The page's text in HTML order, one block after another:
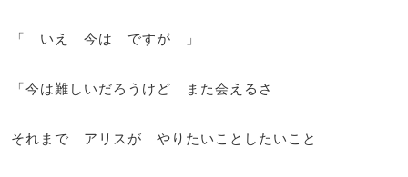
「 いえ 今は ですが 」
「今は難しいだろうけど また会えるさ
それまで アリスが やりたいことしたいこと